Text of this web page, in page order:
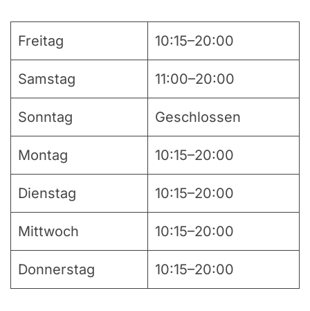
Freitag 10:15–20:00
Samstag 11:00–20:00
Sonntag Geschlossen
Montag 10:15–20:00
Dienstag 10:15–20:00
Mittwoch 10:15–20:00
Donnerstag 10:15–20:00